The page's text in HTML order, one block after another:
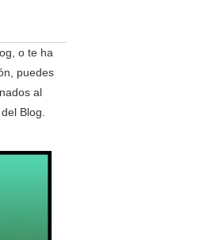
o te ha
puedes
al
Blog.